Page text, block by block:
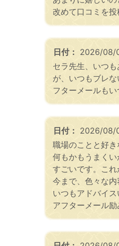
改めて口コミを投
日付： 2026/08/
セラ先生、いつ
が、いつもブレ
フターメールも
日付： 2026/08/
職場のことと好き
何もかもうまく
すごいです。こ
今まで、色々な
いつもアドバイス
アフターメール